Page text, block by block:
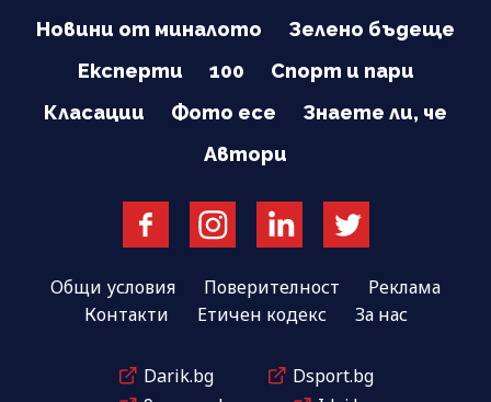
Новини от миналото
Зелено бъдеще
Експерти
100
Спорт и пари
Класации
Фото есе
Знаете ли, че
Автори
Общи условия Поверителност
Реклама
Контакти
Етичен кодекс За нас
Darik.bg
Dsport.bg